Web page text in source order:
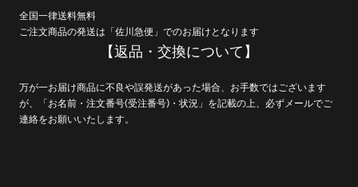
全国一律送料無料
ご注文商品の発送は「佐川急便」でのお届けとなります
【返品・交換について】
万が一お届け商品に不良や誤発送があった場合、お手数ではございます
が、「お名前・注文番号(受注番号)・状況」を記載の上、必ずメールでご
連絡をお願いいたします。